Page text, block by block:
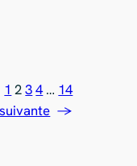
1 234 … 14
→